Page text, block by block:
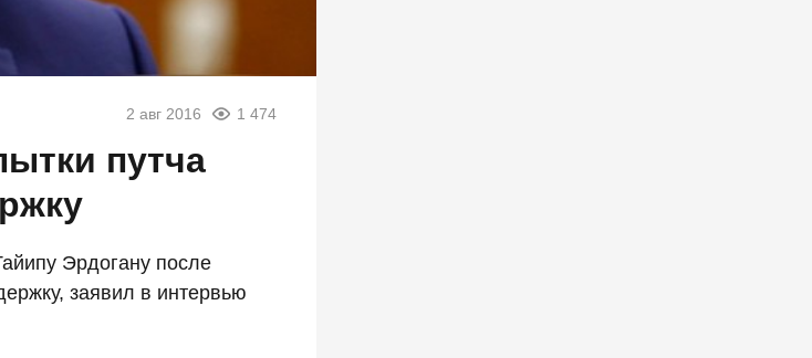
2 авг 2016 1 474
путча
Эрдогану после
заявил в интервью